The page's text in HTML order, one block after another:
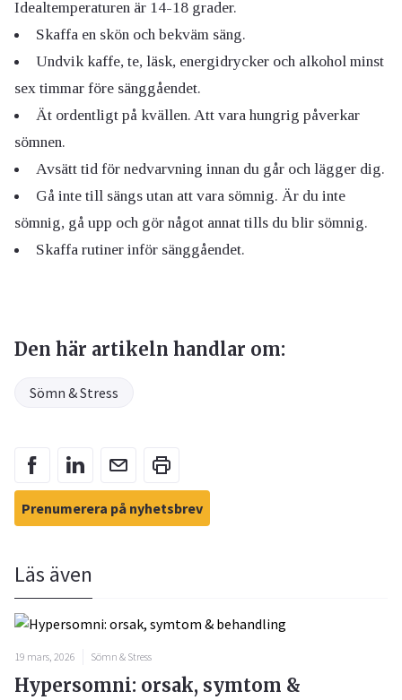
Idealtemperaturen är 14-18 grader.
Skaffa en skön och bekväm säng.
Undvik kaffe, te, läsk, energidrycker och alkohol minst
sex timmar före sänggåendet.
Ät ordentligt på kvällen. Att vara hungrig påverkar
sömnen.
Avsätt tid för nedvarvning innan du går och lägger dig.
Gå inte till sängs utan att vara sömnig. Är du inte
sömnig, gå upp och gör något annat tills du blir sömnig.
Skaffa rutiner inför sänggåendet.
Den här artikeln handlar om:
Sömn & Stress
Prenumerera på nyhetsbrev
Läs även
19 mars, 2026 Sömn & Stress
Hypersomni: orsak, symtom &